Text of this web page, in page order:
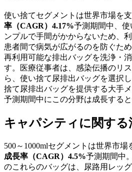
使い捨てセグメントは世界市場を支
率（CAGR）4.17%予測期間中、
ンプルで手間がかからないため、
患者間で病気が広がるのを防ぐた
再利用可能な排出バッグを洗浄・
す。医療従事者は、感染伝播のリ
ら、使い捨て尿排出バッグを選択
捨て尿排出バッグを提供する大手
予測期間中にこの分野は成長する
キャパシティに関する
500～1000mlセグメントは世界市場
成長率（CAGR）4.5%予測期間中
のこれらのバッグは、尿路用レッ